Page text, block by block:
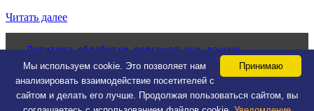
Читать далее
Политика обработки персональных данных
Согласие на обработку персональных данных
Уведомление об использовании cookie-файлов
Copyright © 2026 ООО «Информ-оценка». Все права
Принимаю
Мы используем cookie. Это позволяет нам
анализировать взаимодействие посетителей с
сайтом и делать его лучше. Продолжая пользоваться сайтом, вы